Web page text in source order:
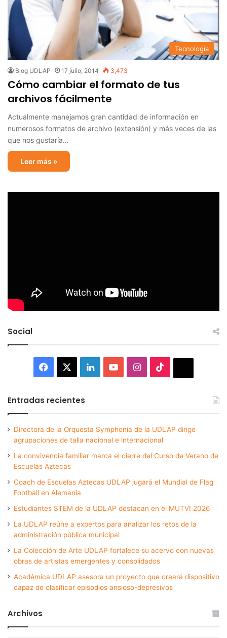
Tecnología
Blog UDLAP 17 julio, 2014 3,473
Cómo cambiar el formato de tus
archivos fácilmente
Actualmente manejamos gran cantidad de información en
numerosos formatos de archivo (extensión) y más veces de las
que nos gustaría…
Leer más »
Social
Facebook LinkedInYouTubeInstagram
Entradas recientes
Directora de la Orquesta Symphonia de la UDLAP dirige
agrupaciones de talla nacional e internacional
La convivencia familiar marca el cierre del Curso de Verano de
Escuelas Aztecas
Coach de Escuelas Aztecas UDLAP jugará el Mundial de Flag
Football en Alemania
Estudiantes STEM de la UDLAP destacan en el MUTVI 2026
La UDLAP reúne a expertos para analizar los retos de la
administración pública municipal
La Colección de Arte UDLAP fortalece su acervo con nuevas
obras de artistas emergentes y consolidados
Académica UDLAP asesora un proyecto que creará dispositivo
capaz de clasificar episodios ansioso-depresivos
Archivos